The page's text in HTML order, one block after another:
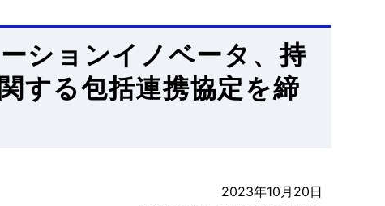
ションイノベータ、持
する包括連携協定を締
2023年10月20日